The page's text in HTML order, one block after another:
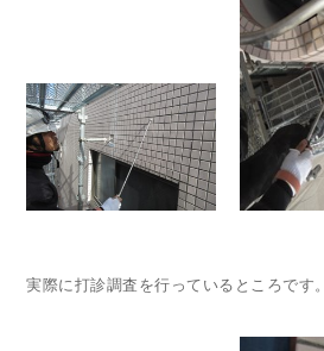
実際に打診調査を行っているところです。